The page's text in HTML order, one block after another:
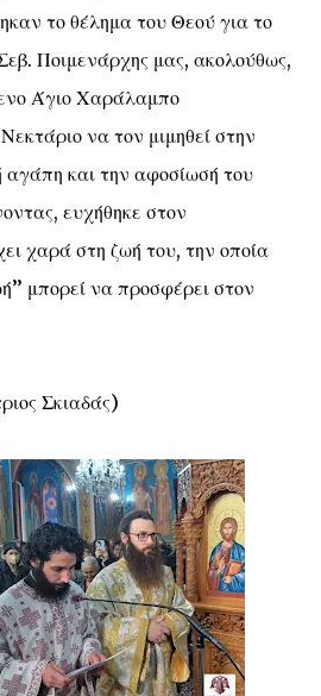
το θέλημα του Θεού για το
Ποιμενάρχης μας, ακολούθως,
Άγιο Χαράλαμπο
να τον μιμηθεί στην
αγάπη και την αφοσίωσή του
ευχήθηκε στον
χαρά στη ζωή του, την οποία
μπορεί να προσφέρει στον
Σκιαδάς)